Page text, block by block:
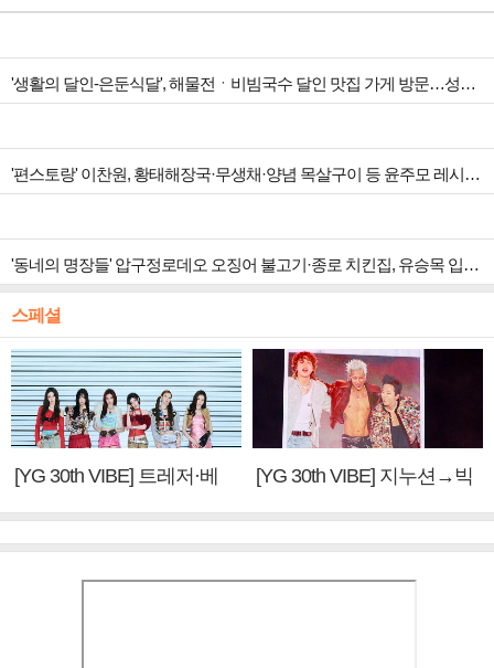
'생활의 달인-은둔식달', 해물전ㆍ비빔국수 달인 맛집 가게 방문…성수동 뚝도시장 핫플 방문
'편스토랑' 이찬원, 황태해장국·무생채·양념 목살구이 등 윤주모 레시피 섭렵
'동네의 명장들' 압구정로데오 오징어 불고기·종로 치킨집, 유승목 입맛 저격
스페셜
[YG 30th VIBE] 트레저·베
[YG 30th VIBE] 지누션→빅